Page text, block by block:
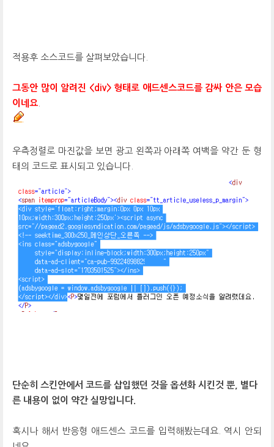
적용후 소스코드를 살펴보았습니다.
그동안 많이 알려진 <div> 형태로 애드센스코드를 감싸 안은 모습
이네요
우측정렬로 마진값을 보면 광고 왼쪽과 아래쪽 여백을 약간 둔 형
태의 코드로 표시되고 있습니다.
단순히 스킨안에서 코드를 삽입했던 것을 옵션화 시킨것 뿐, 별다
른 내용이 없이 약간 실망입니다.
혹시나 해서 반응형 애드센스 코드를 입력해봤는데요. 역시 안되